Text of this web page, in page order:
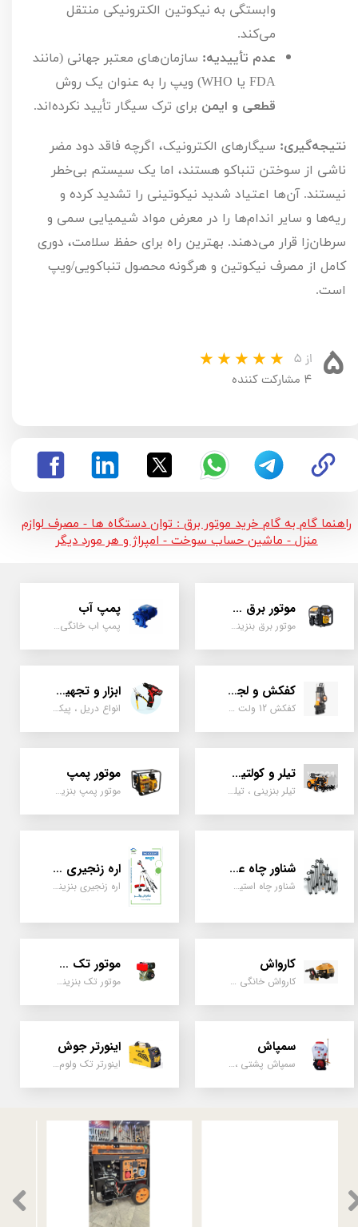
وابستگی به نیکوتین الکترونیکی منتقل
می‌کند.
عدم تأییدیه: سازمان‌های معتبر جهانی (مانند
FDA یا WHO) ویپ را به عنوان یک روش
قطعی و ایمن برای ترک سیگار تأیید نکرده‌اند.
نتیجه‌گیری: سیگارهای الکترونیک، اگرچه فاقد دود مضر
ناشی از سوختن تنباکو هستند، اما یک سیستم بی‌خطر
نیستند. آن‌ها اعتیاد شدید نیکوتینی را تشدید کرده و
ریه‌ها و سایر اندام‌ها را در معرض مواد شیمیایی سمی و
سرطان‌زا قرار می‌دهند. بهترین راه برای حفظ سلامت، دوری
کامل از مصرف نیکوتین و هرگونه محصول تنباکویی/ویپ
است.
۵ از ۵
۴ مشارکت کننده
راهنما گام به گام خرید موتور برق : توان دستگاه ها - مصرف لوازم
منزل - ماشین حساب سوخت - امپراژ و هر مورد دیگر
موتور برق و ژنراتور
موتور برق بنزینی، دیزلی ، گازی ، سه گانه سوز
پمپ آب
پمپ اب خانگی، بشقابی ، جتی ، دو پروانه کشاورزی
کفکش و لجن کش
کفکش 12 ولت ، 220 ولت ، یک اینچ به بالا لجن کش کاتردار، لجن کش چدنی
ابزار و تجهیزات
انواع دریل ، پیکور، ابزارالات، سیل مکانیکی، قطعات پمپ
تیلر و کولتیواتور
تیلر بنزینی ، تیلر دیزل، تیلر چهار چرخ، تیلر مزرعه و کشاورزی
موتور پمپ
موتور پمپ بنزینی، دیزلی، نفتی ، یک اینچ به بالا
شناور چاه عمیق
شناور چاه استیل ، تک فاز و سه فاز، یک اینچ به بالا
اره زنجیری / علفتراش
اره زنجیری بنزینی ، علفتراش دو زمانه و چهار زمانه ، دوشی و پشتی
کارواش
کارواش خانگی و صنعتی و نیمه صنعتی
موتور تک سیلندر
موتور تک بنزینی ، دیزلی، کارتینگی ، تیلری
سمپاش
سمپاش پشتی ، زمبه ای ، فرغونی ، دستی ، موتوری
اینورتر جوش
اینورتر تک ولوم و دو ولوم امپر بالا